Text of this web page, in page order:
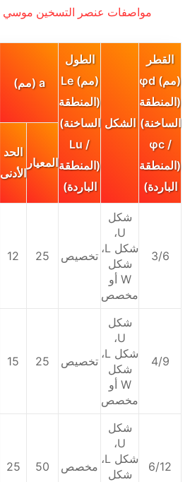
مواصفات عنصر التسخين موسي 2 ذو الشكل المستقيم
القطر
(مم) φd
(المنطقة
الساخنة)
/ φc
(المنطقة
الباردة)
الشكل
الطول
(مم) Le
(المنطقة
الساخنة)
/ Lu
(المنطقة
الباردة)
a (مم)
المعيار
الحد
الأدنى
3/6
شكل
U،
شكل L،
شكل
W أو
مخصص
تخصيص 25
12
4/9
شكل
U،
شكل L،
شكل
W أو
مخصص
تخصيص 25
15
6/12
شكل
U،
شكل L،
شكل
مخصص 50
25